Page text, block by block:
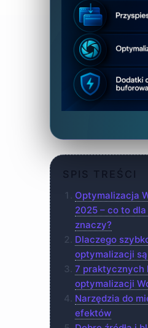
SPIS TREŚCI
Optymalizacja
2025 – co to
znaczy?
Dlaczego
optymalizacji
7 praktycznych
optymalizacji
Narzędzia do
efektów